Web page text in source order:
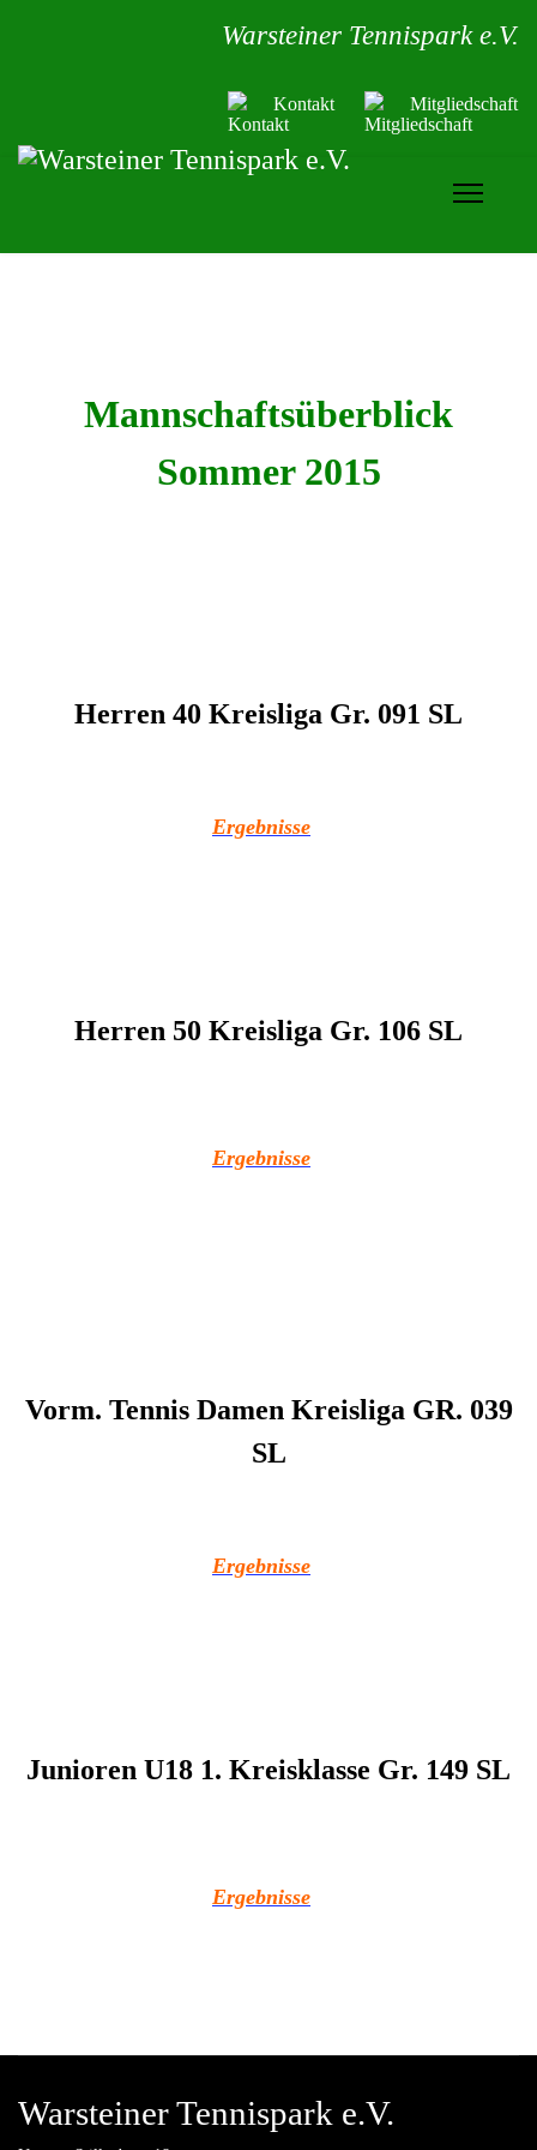
Warsteiner Tennispark e.V.
Kontakt Mitgliedschaft
Mannschaftsüberblick
Sommer 2015
Herren 40 Kreisliga Gr. 091 SL
Ergebnisse
Herren 50 Kreisliga Gr. 106 SL
Ergebnisse
Vorm. Tennis Damen Kreisliga GR. 039
SL
Ergebnisse
Junioren U18 1. Kreisklasse Gr. 149 SL
Ergebnisse
Warsteiner Tennispark e.V.